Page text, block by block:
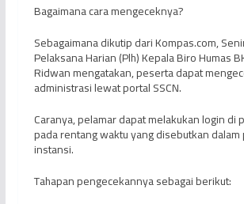
Bagaimana cara mengeceknya?
Sebagaimana dikutip dari Kompas.com,
Pelaksana Harian (Plh) Kepala Biro Humas
Ridwan mengatakan, peserta dapat
administrasi lewat portal SSCN.
Caranya, pelamar dapat melakukan login di
pada rentang waktu yang disebutkan dalam
instansi.
Tahapan pengecekannya sebagai berikut: